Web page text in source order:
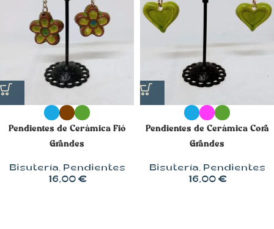
Pendientes de Cerámica Fió
Grandes
Bisutería, Pendientes
16,00 €
Pendientes de Cerámica Cora
Grandes
Bisutería, Pendientes
16,00 €